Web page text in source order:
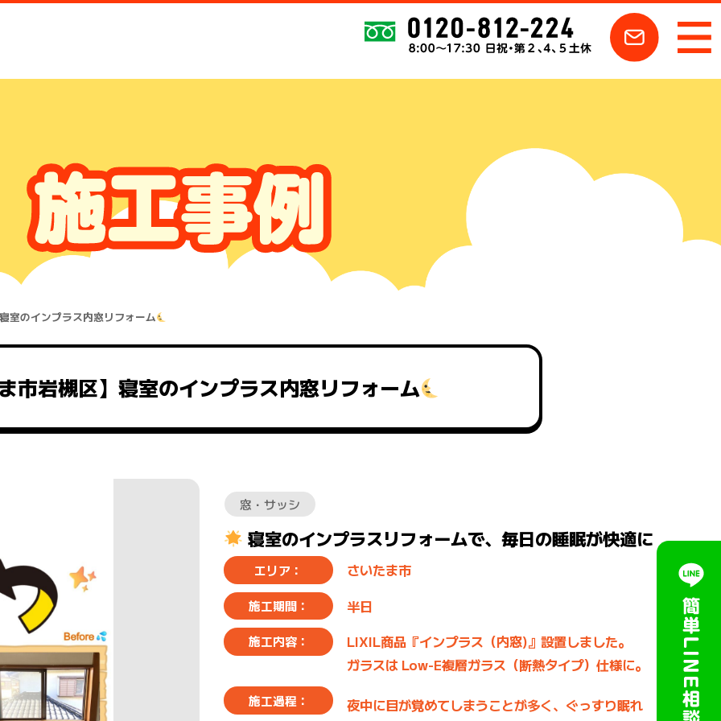
室のインプラス内窓リフォーム
市岩槻区】寝室のインプラス内窓リフォーム
窓・サッシ
寝室のインプラスリフォームで、毎日の睡眠が快適に
エリア： さいたま市
施工期間： 半日
施工内容：
LIXIL商品『インプラス（内窓)』設置しました。
ガラスは Low-E複層ガラス（断熱タイプ）仕様に。
施工過程：
夜中に目が覚めてしまうことが多く、ぐっすり眠れ